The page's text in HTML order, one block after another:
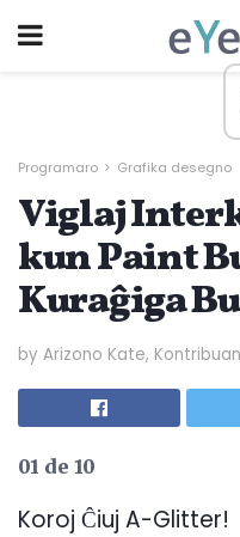
Programaro Grafika desegno
Viglaj
kun Paint
Kuraĝiga
by Arizono Kate,
01 de 10
Koroj Ĉiuj A-Glitter!